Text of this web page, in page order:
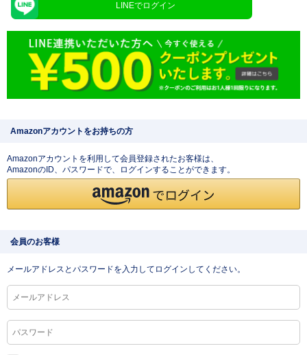
LINEでログイン
Amazonアカウントをお持ちの方
Amazonアカウントを利用して会員登録されたお客様は、
AmazonのID、パスワードで、ログインすることができます。
会員のお客様
メールアドレスとパスワードを入力してログインしてください。